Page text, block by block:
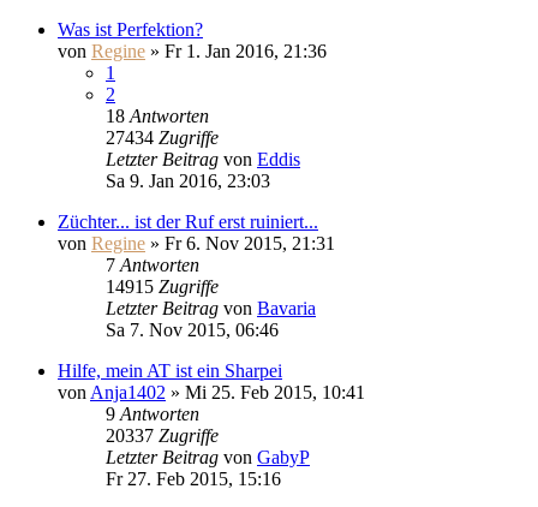
Was ist Perfektion?
von Regine » Fr 1. Jan 2016, 21:36
1
2
18 Antworten
27434 Zugriffe
Letzter Beitrag von Eddis
Sa 9. Jan 2016, 23:03
Züchter... ist der Ruf erst ruiniert...
von Regine » Fr 6. Nov 2015, 21:31
7 Antworten
14915 Zugriffe
Letzter Beitrag von Bavaria
Sa 7. Nov 2015, 06:46
Hilfe, mein AT ist ein Sharpei
von Anja1402 » Mi 25. Feb 2015, 10:41
9 Antworten
20337 Zugriffe
Letzter Beitrag von GabyP
Fr 27. Feb 2015, 15:16